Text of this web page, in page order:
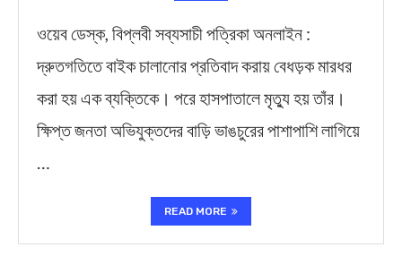
ওয়েব ডেস্ক, বিপ্লবী সব্যসাচী পত্রিকা অনলাইন :
দ্রুতগতিতে বাইক চালানোর প্রতিবাদ করায় বেধড়ক মারধর
করা হয় এক ব্যক্তিকে। পরে হাসপাতালে মৃত্যু হয় তাঁর।
ক্ষিপ্ত জনতা অভিযুক্তদের বাড়ি ভাঙচুরের পাশাপাশি লাগিয়ে
…
READ MORE